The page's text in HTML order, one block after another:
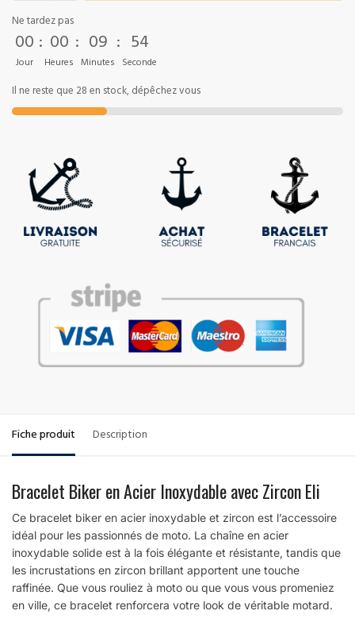
Ne tardez pas
00
Jour
: 00
Heures
: 09
Minutes
: 54
Seconde
Il ne reste que 28 en stock, dépêchez vous
Fiche produit Description
Bracelet Biker en Acier Inoxydable avec Zircon Eli
Ce bracelet biker en acier inoxydable et zircon est l’accessoire
idéal pour les passionnés de moto. La chaîne en acier
inoxydable solide est à la fois élégante et résistante, tandis que
les incrustations en zircon brillant apportent une touche
raffinée. Que vous rouliez à moto ou que vous vous promeniez
en ville, ce bracelet renforcera votre look de véritable motard.